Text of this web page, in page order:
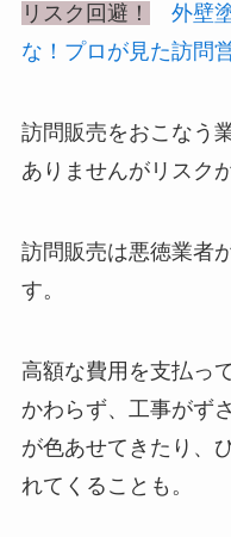
リスク回避！
外壁
な！プロが見た訪問
訪問販売をおこなう
ありませんがリスク
訪問販売は悪徳業者
す。
高額な費用を支払っ
かわらず、工事がず
が色あせてきたり、
れてくることも。